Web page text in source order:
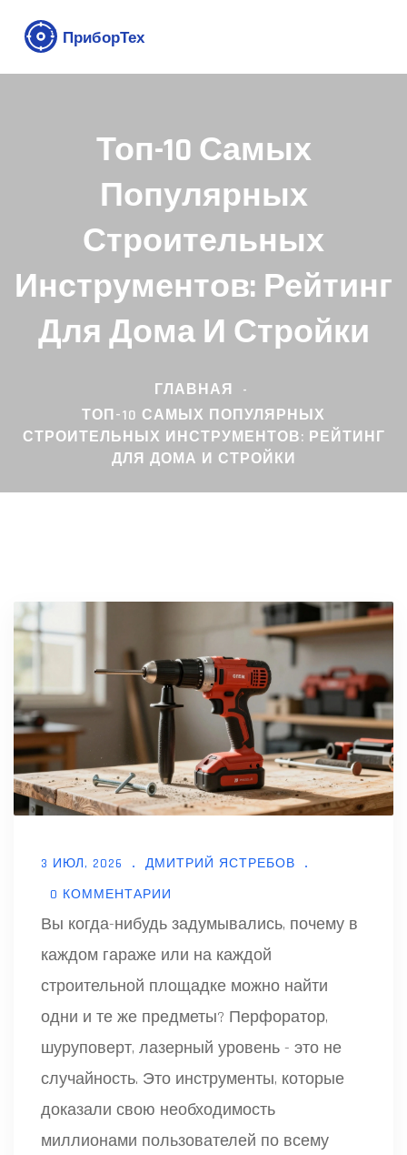
Топ-10 Самых
Популярных
Строительных
Инструментов: Рейтинг
Для Дома И Стройки
ГЛАВНАЯ
ТОП-10 САМЫХ ПОПУЛЯРНЫХ
СТРОИТЕЛЬНЫХ ИНСТРУМЕНТОВ: РЕЙТИНГ
ДЛЯ ДОМА И СТРОЙКИ
3 ИЮЛ, 2026
ДМИТРИЙ ЯСТРЕБОВ
0 КОММЕНТАРИИ
Вы когда-нибудь задумывались, почему в
каждом гараже или на каждой
строительной площадке можно найти
одни и те же предметы? Перфоратор,
шуруповерт, лазерный уровень - это не
случайность. Это инструменты, которые
доказали свою необходимость
миллионами пользователей по всему